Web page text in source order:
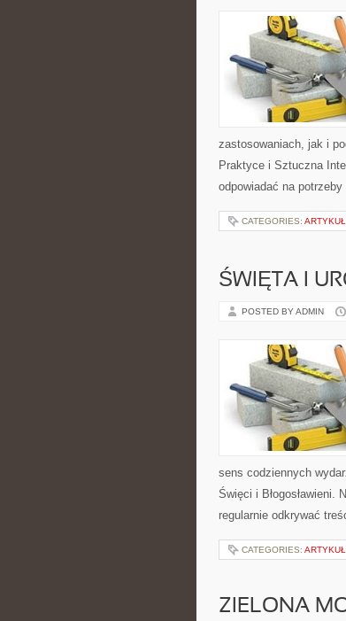
zastosowaniach, jak i
Praktyce i Sztuczna
odpowiadać na
CATEGORIES:
ŚWIĘTA I
POSTED BY ADMIN
sens codziennych
Święci i Błogosławieni.
regularnie odkrywać
CATEGORIES:
ZIELONA